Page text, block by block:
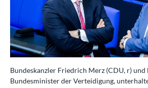
Bundeskanzler Friedrich Merz (CDU, r) und
Bundesminister der Verteidigung,